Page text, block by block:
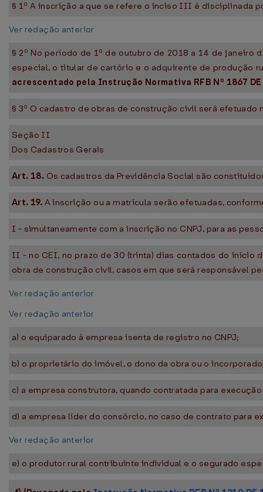
§ 1º A inscrição a que se refere o inciso III é disciplinada
Ver redação anterior
§ 2º No período de 1º de outubro de 2018 a 14 de
especial, o titular de cartório e o adquirente de produção
acrescentado pela Instrução Normativa RFB Nº 1867
§ 3º O cadastro de obras de construção civil será
Seção II
Dos Cadastros Gerais
Art. 18. Os cadastros da Previdência Social são
Art. 19. A inscrição ou a matrícula serão efetuadas,
I - simultaneamente com a inscrição no CNPJ, para as
II - no CEI, no prazo de 30 (trinta) dias contados do início
obra de construção civil, casos em que será responsável
Ver redação anterior
Ver redação anterior
a) o equiparado à empresa isenta de registro no CNPJ;
b) o proprietário do imóvel, o dono da obra ou o
c) a empresa construtora, quando contratada para
d) a empresa líder do consórcio, no caso de contrato
Ver redação anterior
e) o produtor rural contribuinte individual e o segurado